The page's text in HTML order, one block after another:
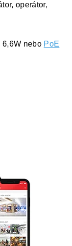
operátor,
6,6W nebo PoE